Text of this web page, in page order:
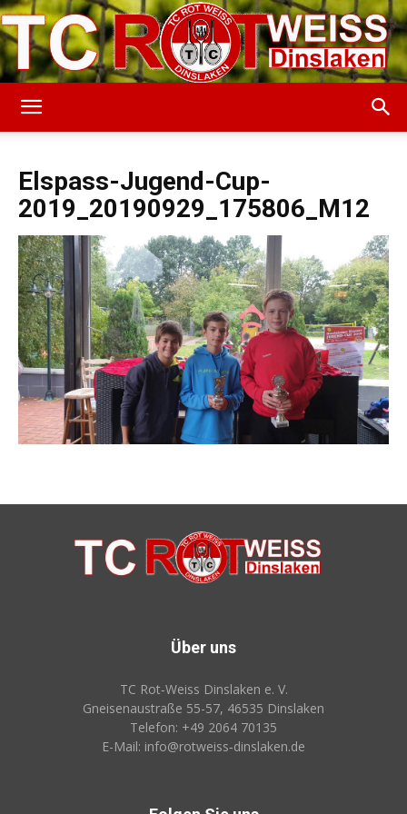
Rot-
Weiss
Dinslaken
Elspass-Jugend-Cup-
2019_20190929_175806_M12
Über uns
TC Rot‑Weiss Dinslaken e. V.
Gneisenaustraße 55-57, 46535 Dinslaken
Telefon: +49 2064 70135
E-Mail: info@rotweiss‑dinslaken.de